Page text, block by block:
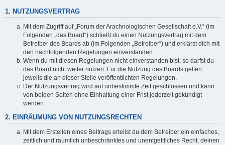
1. NUTZUNGSVERTRAG
Mit dem Zugriff auf „Forum der Arachnologischen Gesellschaft e.V.“ (im
Folgenden „das Board“) schließt du einen Nutzungsvertrag mit dem
Betreiber des Boards ab (im Folgenden „Betreiber“) und erklärst dich mit
den nachfolgenden Regelungen einverstanden.
Wenn du mit diesen Regelungen nicht einverstanden bist, so darfst du
das Board nicht weiter nutzen. Für die Nutzung des Boards gelten
jeweils die an dieser Stelle veröffentlichten Regelungen.
Der Nutzungsvertrag wird auf unbestimmte Zeit geschlossen und kann
von beiden Seiten ohne Einhaltung einer Frist jederzeit gekündigt
werden.
2. EINRÄUMUNG VON NUTZUNGSRECHTEN
Mit dem Erstellen eines Beitrags erteilst du dem Betreiber ein einfaches,
zeitlich und räumlich unbeschränktes und unentgeltliches Recht, deinen